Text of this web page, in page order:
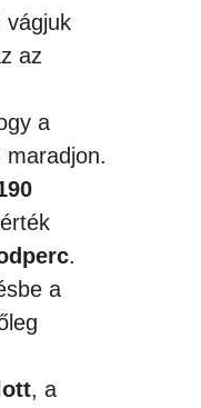
vágjuk
az
a
maradjon.
.
a
, a